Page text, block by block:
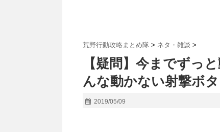
荒野行動攻略まとめ隊 > ネタ・雑談 >
【疑問】今までずっ
んな動かない射撃ボ
2019/05/09